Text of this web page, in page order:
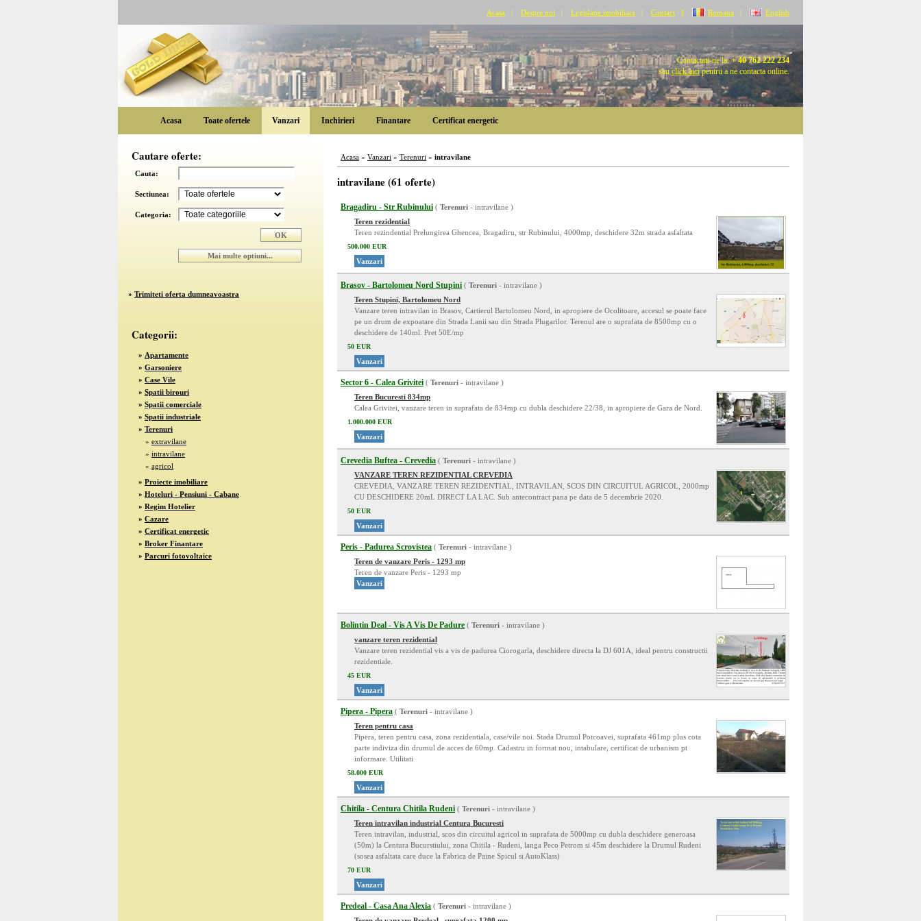
Acasa | Despre noi | Legislatie imobiliara | Contact || Romana | English
Contactati-ne la:+ 40 762 222 234
sauclick aicipentru a ne contacta online.
Acasa Toate ofertele Vanzari Inchirieri Finantare Certificat energetic
Cautare oferte:
Cauta:
Sectiunea:
Categoria:
» Trimiteti oferta dumneavoastra
Categorii:
» Apartamente
» Garsoniere
» Case Vile
» Spatii birouri
» Spatii comerciale
» Spatii industriale
» Terenuri
» extravilane
» intravilane
» agricol
» Proiecte imobiliare
» Hoteluri - Pensiuni - Cabane
» Regim Hotelier
» Cazare
» Certificat energetic
» Broker Finantare
» Parcuri fotovoltaice
Acasa » Vanzari » Terenuri » intravilane
intravilane (61 oferte)
Bragadiru - Str Rubinului ( Terenuri - intravilane )
Teren rezidential
Teren rezindential Prelungirea Ghencea, Bragadiru, str Rubinului, 4000mp, deschidere 32m strada asfaltata
500.000 EUR
Vanzari
Brasov - Bartolomeu Nord Stupini ( Terenuri - intravilane )
Teren Stupini, Bartolomeu Nord
Vanzare teren intravilan in Brasov, Cartierul Bartolomeu Nord, in apropiere de Ocolitoare, accesul se poate face
pe un drum de expoatare din Strada Lanii sau din Strada Plugarilor. Terenul are o suprafata de 8500mp cu o
deschidere de 140ml. Pret 50E/mp
50 EUR
Vanzari
Sector 6 - Calea Grivitei ( Terenuri - intravilane )
Teren Bucuresti 834mp
Calea Grivitei, vanzare teren in suprafata de 834mp cu dubla deschidere 22/38, in apropiere de Gara de Nord.
1.000.000 EUR
Vanzari
Crevedia Buftea - Crevedia ( Terenuri - intravilane )
VANZARE TEREN REZIDENTIAL CREVEDIA
CREVEDIA, VANZARE TEREN REZIDENTIAL, INTRAVILAN, SCOS DIN CIRCUITUL AGRICOL, 2000mp
CU DESCHIDERE 20mL DIRECT LA LAC. Sub antecontract pana pe data de 5 decembrie 2020.
50 EUR
Vanzari
Peris - Padurea Scrovistea ( Terenuri - intravilane )
Teren de vanzare Peris - 1293 mp
Teren de vanzare Peris - 1293 mp
Vanzari
Bolintin Deal - Vis A Vis De Padure ( Terenuri - intravilane )
vanzare teren rezidential
Vanzare teren rezidential vis a vis de padurea Ciorogarla, deschidere directa la DJ 601A, ideal pentru constructii
rezidentiale.
45 EUR
Vanzari
Pipera - Pipera ( Terenuri - intravilane )
Teren pentru casa
Pipera, teren pentru casa, zona rezidentiala, case/vile noi. Stada Drumul Potcoavei, suprafata 461mp plus cota
parte indiviza din drumul de acces de 60mp. Cadastru in format nou, intabulare, certificat de urbanism pt
informare. Utilitati
58.000 EUR
Vanzari
Chitila - Centura Chitila Rudeni ( Terenuri - intravilane )
Teren intravilan industrial Centura Bucuresti
Teren intravilan, industrial, scos din circuitul agricol in suprafata de 5000mp cu dubla deschidere generoasa
(50m) la Centura Bucurstiului, zona Chitila - Rudeni, langa Peco Petrom si 45m deschidere la Drumul Rudeni
(sosea asfaltata care duce la Fabrica de Paine Spicul si AutoKlass)
70 EUR
Vanzari
Predeal - Casa Ana Alexia ( Terenuri - intravilane )